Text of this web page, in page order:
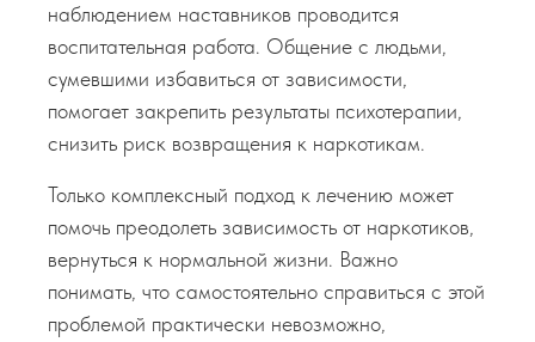
наблюдением наставников проводится
воспитательная работа. Общение с людьми,
сумевшими избавиться от зависимости,
помогает закрепить результаты психотерапии,
снизить риск возвращения к наркотикам.
Только комплексный подход к лечению может
помочь преодолеть зависимость от наркотиков,
вернуться к нормальной жизни. Важно
понимать, что самостоятельно справиться с этой
проблемой практически невозможно,